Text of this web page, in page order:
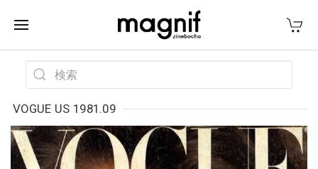
VOGUE US 1981.09